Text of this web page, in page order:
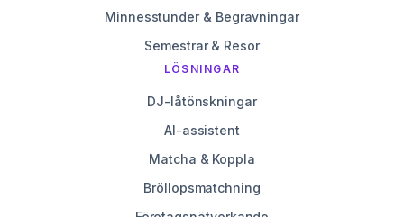
Minnesstunder & Begravningar
Semestrar & Resor
LÖSNINGAR
DJ-låtönskningar
AI-assistent
Matcha & Koppla
Bröllopsmatchning